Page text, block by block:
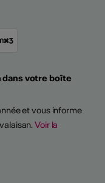
votre boîte
et vous informe
Voir la